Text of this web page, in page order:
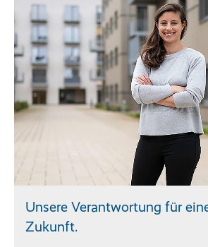
Unsere Verantwortung für
Zukunft.